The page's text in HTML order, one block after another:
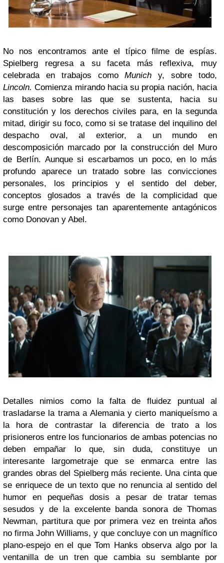
No nos encontramos ante el típico filme de espías.
Spielberg regresa a su faceta más reflexiva, muy
celebrada en trabajos comoMunichy, sobre todo,
Lincoln.Comienza mirando hacia su propia nación, hacia
las bases sobre las que se sustenta, hacia su
constitución y los derechos civiles para, en la segunda
mitad, dirigir su foco, como si se tratase del inquilino del
despacho oval, al exterior, a un mundo en
descomposición marcado por la construcción del Muro
de Berlín. Aunque si escarbamos un poco, en lo más
profundo aparece un tratado sobre las convicciones
personales, los principios y el sentido del deber,
conceptos glosados a través de la complicidad que
surge entre personajes tan aparentemente antagónicos
como Donovan y Abel.
Detalles nimios como la falta de fluidez puntual al
trasladarse la trama a Alemania y cierto maniqueísmo a
la hora de contrastar la diferencia de trato a los
prisioneros entre los funcionarios de ambas potencias no
deben empañar lo que, sin duda, constituye un
interesante largometraje que se enmarca entre las
grandes obras del Spielberg más reciente. Una cinta que
se enriquece de un texto que no renuncia al sentido del
humor en pequeñas dosis a pesar de tratar temas
sesudos y de la excelente banda sonora de Thomas
Newman, partitura que por primera vez en treinta años
no firma John Williams, y que concluye con un magnífico
plano-espejo en el que Tom Hanks observa algo por la
ventanilla de un tren que cambia su semblante por